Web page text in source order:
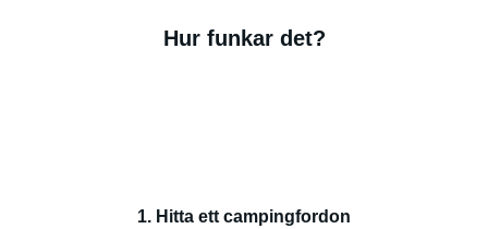
Hur funkar det?
1. Hitta ett campingfordon